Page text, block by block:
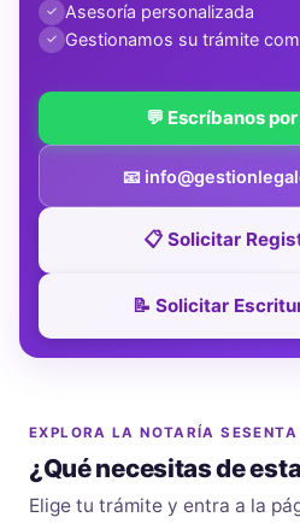
✓ Asesoría personalizada
✓ Gestionamos su trámite
💬 Escríbanos
📧
📋 Solicitar
📝 Solicitar
EXPLORA LA NOTARÍA
¿Qué necesitas de
Elige tu trámite y entra a la